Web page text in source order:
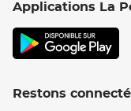
Applications La
Restons